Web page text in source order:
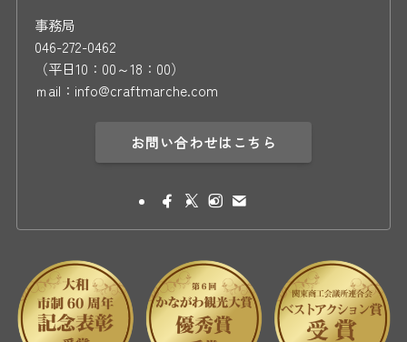
事務局
046-272-0462
（平日10：00～18：00）
ｍail：info@craftmarche.com
お問い合わせはこちら